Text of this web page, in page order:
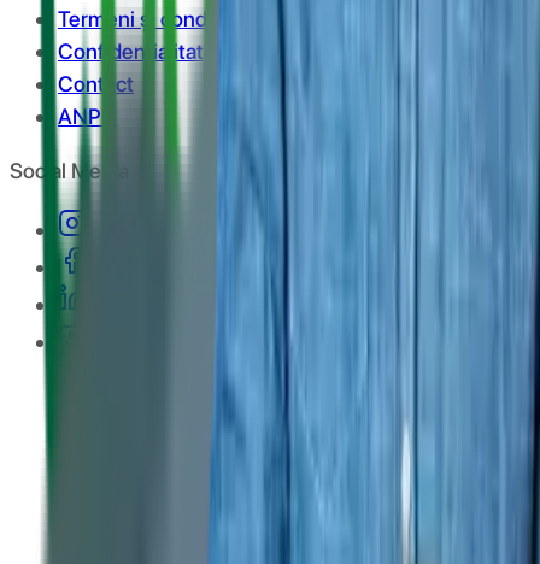
Termeni și condiții
Confidențialitate
Contact
ANPC
Social Media